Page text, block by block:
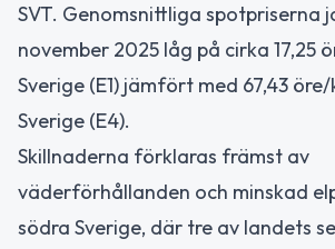
SVT. Genomsnittliga spotpriserna
november 2025 låg på cirka 17,25
Sverige (E1) jämfört med 67,43
Sverige (E4).
Skillnaderna förklaras främst av
väderförhållanden och minskad
södra Sverige, där tre av landets